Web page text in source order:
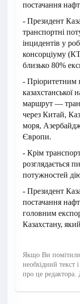
постачання
- Президент
транспортні
інцидентів у
консорціуму
близько 80%
- Пріоритетним
казахстанської
маршрут —
через Китай,
моря,
Європи.
- Крім
розглядається
потужностей
- Президент
постачання
головним
Казахстану,
Якщо Ви помітили
необхідний текст
про це редактора.